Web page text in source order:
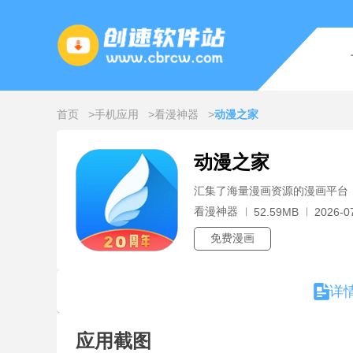
首页 手机应用 看漫神器 动漫之家
动漫之家
汇集了海量漫画资源的漫画平台
看漫神器
52.59MB 2026-
免费漫画
详
应用截图